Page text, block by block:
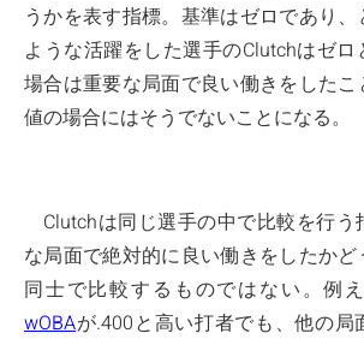
うかを表す指標。基準はゼロであり
ような活躍をした選手のClutchはゼ
場合は重要な局面で良い働きをした
値の場合にはそうでないことになる。
Clutchは同じ選手の中で比較を行
な局面で絶対的に良い働きをしたか
同士で比較するものではない。例
wOBAが.400と高い打者でも、他の局